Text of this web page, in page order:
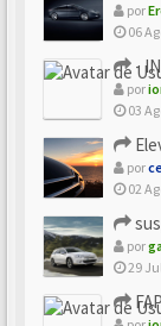
por
06
-
por
03
por
02
por
29